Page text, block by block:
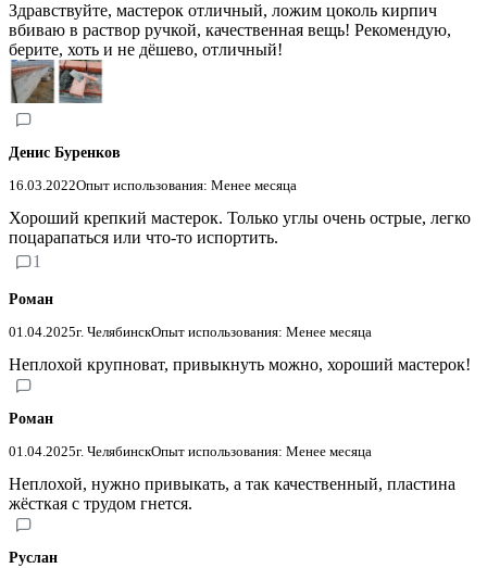
Здравствуйте, мастерок отличный, ложим цоколь кирпич
вбиваю в раствор ручкой, качественная вещь! Рекомендую,
берите, хоть и не дёшево, отличный!
Денис Буренков
16.03.2022Опыт использования: Менее месяца
Хороший крепкий мастерок. Только углы очень острые, легко
поцарапаться или что-то испортить.
1
Роман
01.04.2025г. ЧелябинскОпыт использования: Менее месяца
Неплохой крупноват, привыкнуть можно, хороший мастерок!
Роман
01.04.2025г. ЧелябинскОпыт использования: Менее месяца
Неплохой, нужно привыкать, а так качественный, пластина
жёсткая с трудом гнется.
Руслан